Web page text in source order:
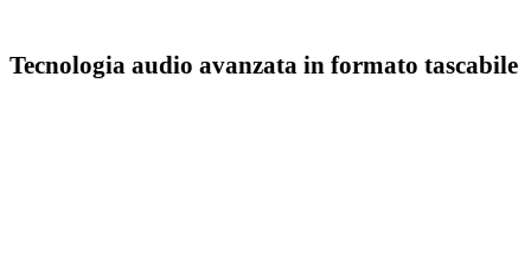
Tecnologia audio avanzata in formato tascabile